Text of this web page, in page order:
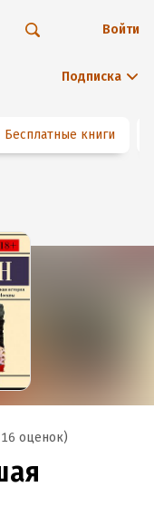
Подписка
Войти
Бесплатные книги
оценок)